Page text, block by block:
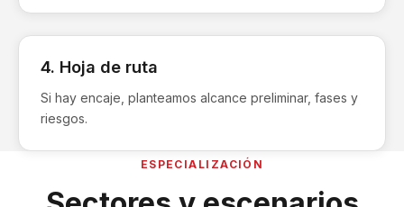
4. Hoja de ruta
Si hay encaje, planteamos alcance preliminar, fases y
riesgos.
ESPECIALIZACIÓN